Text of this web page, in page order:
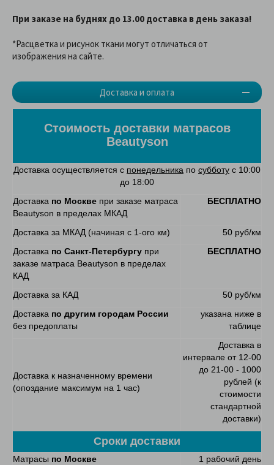
Доставка и оплата
При заказе на буднях до 13.00 доставка в день заказа!
*Расцветка и рисунок ткани могут отличаться от
изображения на сайте.
Стоимость доставки матрасов
Beautyson
Доставка осуществляется с понедельника по субботу с 10:00
до 18:00
Доставка по Москве при заказе матраса
Beautyson в пределах МКАД
БЕСПЛАТНО
Доставка за МКАД (начиная с 1-ого км)
50 руб/км
Доставка по Санкт-Петербургу при
заказе матраса Beautyson в пределах
КАД
БЕСПЛАТНО
Доставка за КАД
50 руб/км
Доставка по другим городам России
без предоплаты
указана ниже в
таблице
Доставка к назначенному времени
(опоздание максимум на 1 час)
Доставка в
интервале от 12-00
до 21-00 - 1000
рублей (к
стоимости
стандартной
доставки)
Сроки доставки
Матрасы по Москве 1 рабочий день